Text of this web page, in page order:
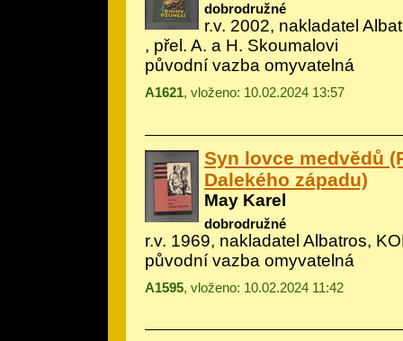
dobrodružné
r.v. 2002, nakladatel
, přel. A. a H. Skoumalovi
původní vazba omyvatelná
A1621, vloženo: 10.02.2024 13:57
Syn lovce medvědů
Dalekého západu)
May Karel
dobrodružné
r.v. 1969, nakladatel Albatros,
původní vazba omyvatelná
A1595, vloženo: 10.02.2024 11:42